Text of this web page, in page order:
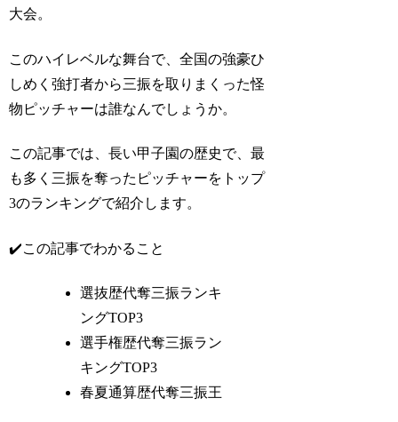
大会。
このハイレベルな舞台で、全国の強豪ひ
しめく強打者から三振を取りまくった怪
物ピッチャーは誰なんでしょうか。
この記事では、長い甲子園の歴史で、最
も多く三振を奪ったピッチャーをトップ
3のランキングで紹介します。
✔️この記事でわかること
選抜歴代奪三振ランキ
ングTOP3
選手権歴代奪三振ラン
キングTOP3
春夏通算歴代奪三振王